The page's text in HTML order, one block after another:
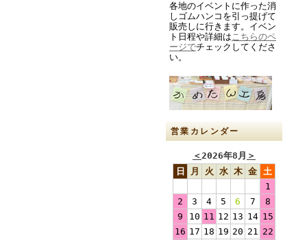
各地のイベントに作った消
しゴムハンコを引っ提げて
販売しに行きます。イベン
ト日程や詳細はこちらのペ
ージでチェックしてくださ
い。
営業カレンダー
＜2026年8月 ＞
日
月 火 水 木 金 土
1
2
3 4 5 6 7
8
9
10 11 12 13 14 15
16 17 18 19 20 21 22